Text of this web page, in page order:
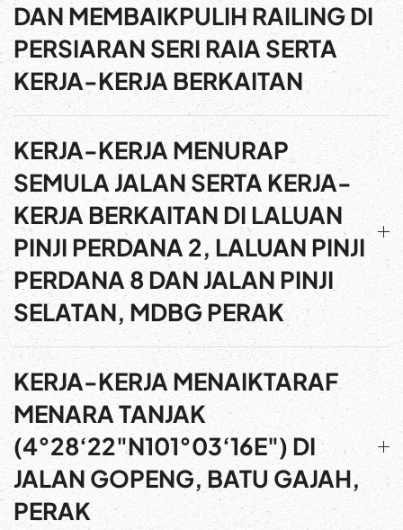
DAN MEMBAIKPULIH RAILING DI
PERSIARAN SERI RAIA SERTA
KERJA-KERJA BERKAITAN
KERJA-KERJA MENURAP
SEMULA JALAN SERTA KERJA-
KERJA BERKAITAN DI LALUAN
PINJI PERDANA 2, LALUAN PINJI
PERDANA 8 DAN JALAN PINJI
SELATAN, MDBG PERAK
KERJA-KERJA MENAIKTARAF
MENARA TANJAK
(4°28‘22"N101°03‘16E") DI
JALAN GOPENG, BATU GAJAH,
PERAK